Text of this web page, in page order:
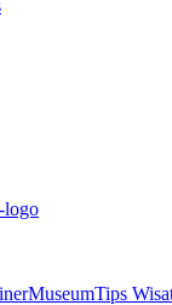
MuseumTips